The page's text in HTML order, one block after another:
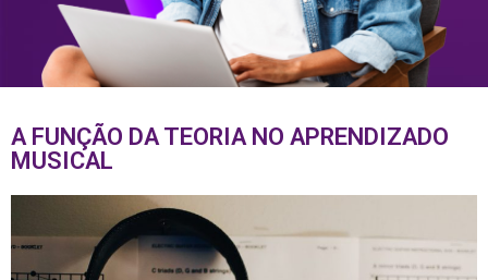
A FUNÇÃO DA TEORIA NO APRENDIZADO
MUSICAL